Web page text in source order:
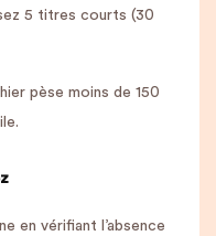
5 titres courts (30
pèse moins de 150
en vérifiant l’absence